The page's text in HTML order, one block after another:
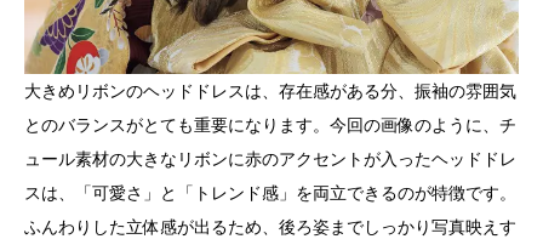
大きめリボンのヘッドドレスは、存在感がある分、振袖の雰囲気
とのバランスがとても重要になります。今回の画像のように、チ
ュール素材の大きなリボンに赤のアクセントが入ったヘッドドレ
スは、「可愛さ」と「トレンド感」を両立できるのが特徴です。
ふんわりした立体感が出るため、後ろ姿までしっかり写真映えす